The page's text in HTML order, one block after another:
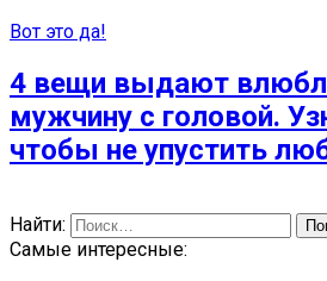
Вот это да!
4 вещи выдают
мужчину с головой.
чтобы не упустить
Найти:
Самые интересные: